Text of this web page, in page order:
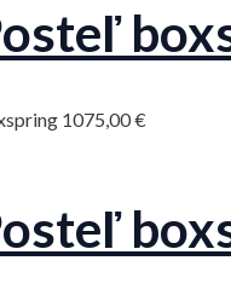
1075,00€